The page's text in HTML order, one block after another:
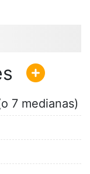
7 medianas)